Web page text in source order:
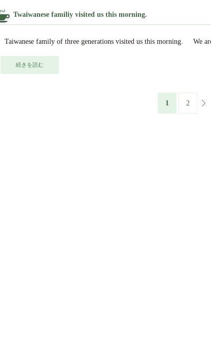
Twaiwanese familiy visited us this morning.
Taiwanese family of three generations visited us this morning. We
続きを読む
1 2 »